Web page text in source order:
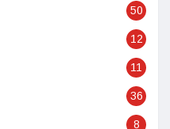
50
12
11
36
8